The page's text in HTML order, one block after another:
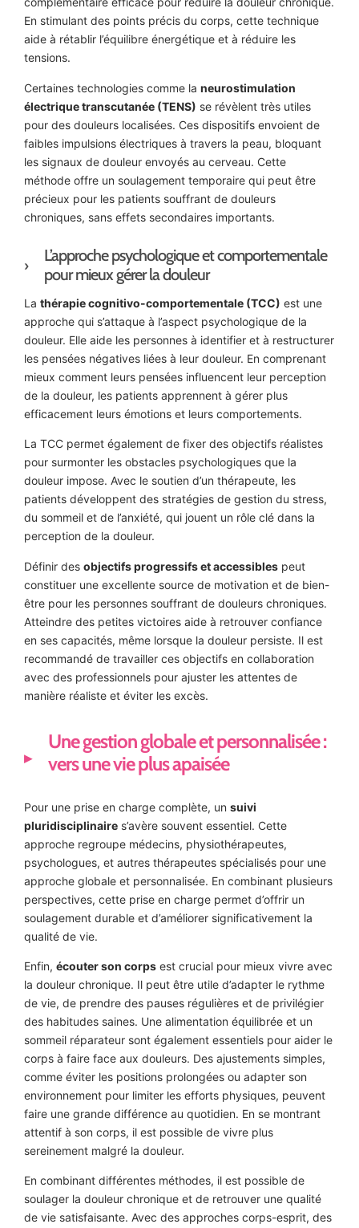
En stimulant des points précis du corps, cette technique
aide à rétablir l’équilibre énergétique et à réduire les
tensions.
Certaines technologies comme la neurostimulation
électrique transcutanée (TENS) se révèlent très utiles
pour des douleurs localisées. Ces dispositifs envoient de
faibles impulsions électriques à travers la peau, bloquant
les signaux de douleur envoyés au cerveau. Cette
méthode offre un soulagement temporaire qui peut être
précieux pour les patients souffrant de douleurs
chroniques, sans effets secondaires importants.
L’approche psychologique et comportementale
pour mieux gérer la douleur
La thérapie cognitivo-comportementale (TCC) est une
approche qui s’attaque à l’aspect psychologique de la
douleur. Elle aide les personnes à identifier et à restructurer
les pensées négatives liées à leur douleur. En comprenant
mieux comment leurs pensées influencent leur perception
de la douleur, les patients apprennent à gérer plus
efficacement leurs émotions et leurs comportements.
La TCC permet également de fixer des objectifs réalistes
pour surmonter les obstacles psychologiques que la
douleur impose. Avec le soutien d’un thérapeute, les
patients développent des stratégies de gestion du stress,
du sommeil et de l’anxiété, qui jouent un rôle clé dans la
perception de la douleur.
Définir des objectifs progressifs et accessibles peut
constituer une excellente source de motivation et de bien-
être pour les personnes souffrant de douleurs chroniques.
Atteindre des petites victoires aide à retrouver confiance
en ses capacités, même lorsque la douleur persiste. Il est
recommandé de travailler ces objectifs en collaboration
avec des professionnels pour ajuster les attentes de
manière réaliste et éviter les excès.
Une gestion globale et personnalisée :
vers une vie plus apaisée
Pour une prise en charge complète, un suivi
pluridisciplinaire s’avère souvent essentiel. Cette
approche regroupe médecins, physiothérapeutes,
psychologues, et autres thérapeutes spécialisés pour une
approche globale et personnalisée. En combinant plusieurs
perspectives, cette prise en charge permet d’offrir un
soulagement durable et d’améliorer significativement la
qualité de vie.
Enfin, écouter son corps est crucial pour mieux vivre avec
la douleur chronique. Il peut être utile d’adapter le rythme
de vie, de prendre des pauses régulières et de privilégier
des habitudes saines. Une alimentation équilibrée et un
sommeil réparateur sont également essentiels pour aider le
corps à faire face aux douleurs. Des ajustements simples,
comme éviter les positions prolongées ou adapter son
environnement pour limiter les efforts physiques, peuvent
faire une grande différence au quotidien. En se montrant
attentif à son corps, il est possible de vivre plus
sereinement malgré la douleur.
En combinant différentes méthodes, il est possible de
soulager la douleur chronique et de retrouver une qualité
de vie satisfaisante. Avec des approches corps-esprit, des